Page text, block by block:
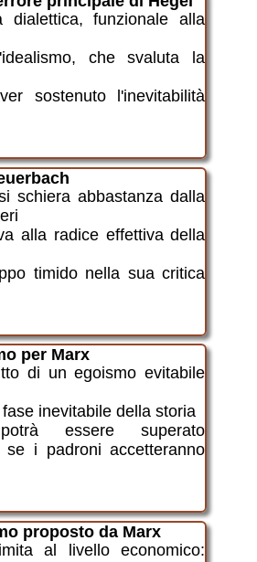
funzionale alla
che svaluta la
sostenuto l'inevitabilità
schiera abbastanza dalla
alla radice effettiva della
timido nella sua critica
per Marx
di un egoismo evitabile
inevitabile della storia
essere superato
se i padroni accetteranno
proposto da Marx
al livello economico: